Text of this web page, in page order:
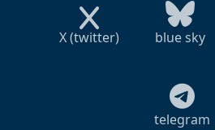
X (twitter) blue sky
telegram